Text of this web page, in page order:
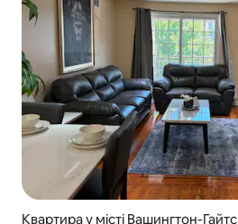
Квартира у місті Вашингтон-Гайтс